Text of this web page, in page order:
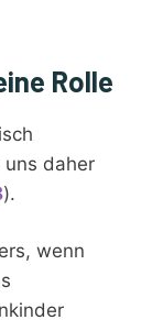
Rolle
daher
).
wenn